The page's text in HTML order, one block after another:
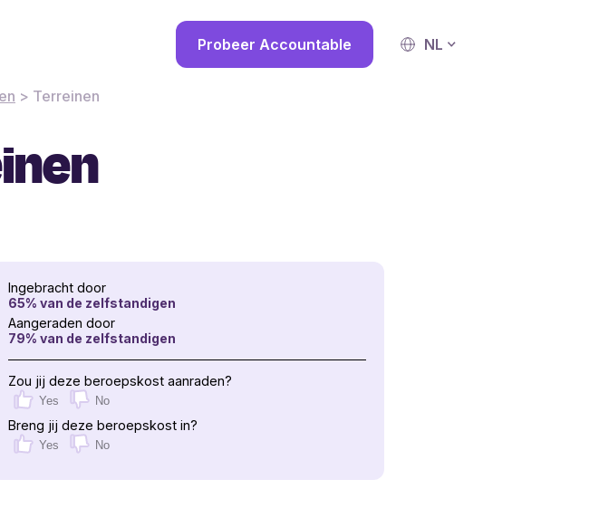
Probeer Accountable NL
> Terreinen
Ingebracht door
65% van de zelfstandigen
Aangeraden door
79% van de zelfstandigen
Zou jij deze beroepskost aanraden?
Yes No
Breng jij deze beroepskost in?
Yes No